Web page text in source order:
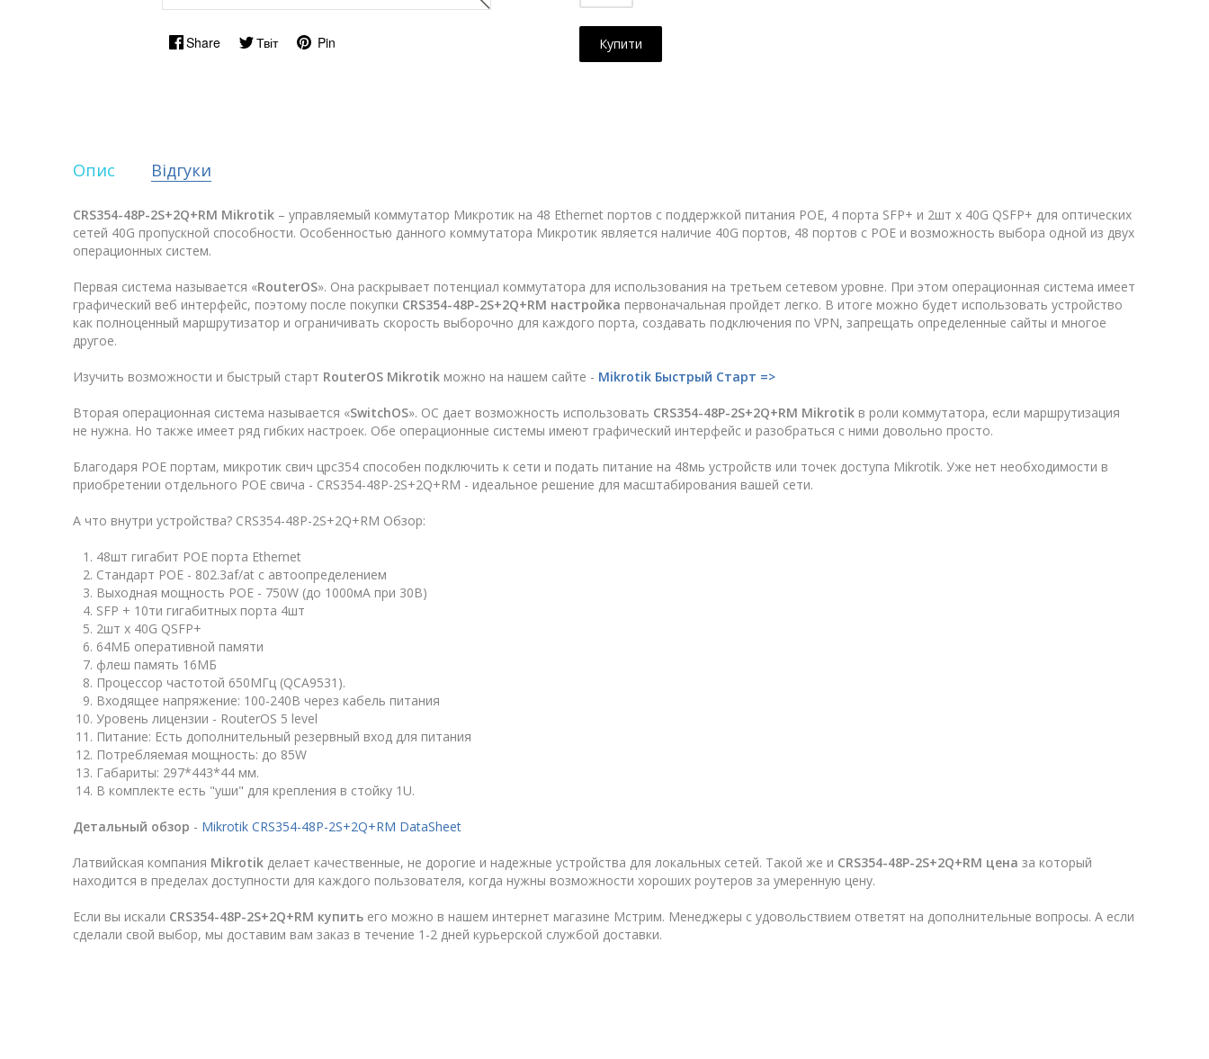
Share Твіт Pin Купити
Опис Відгуки
CRS354-48P-2S+2Q+RM Mikrotik – управляемый коммутатор Микротик на 48 Ethernet портов с поддержкой питания РОЕ, 4 порта SFP+ и 2шт x 40G QSFP+ для оптических
сетей 40G пропускной способности. Особенностью данного коммутатора Микротик является наличие 40G портов, 48 портов с РОЕ и возможность выбора одной из двух
операционных систем.
Первая система называется «RouterOS». Она раскрывает потенциал коммутатора для использования на третьем сетевом уровне. При этом операционная система имеет
графический веб интерфейс, поэтому после покупки CRS354-48P-2S+2Q+RM настройка первоначальная пройдет легко. В итоге можно будет использовать устройство
как полноценный маршрутизатор и ограничивать скорость выборочно для каждого порта, создавать подключения по VPN, запрещать определенные сайты и многое
другое.
Изучить возможности и быстрый старт RouterOS Mikrotik можно на нашем сайте - Mikrotik Быстрый Старт =>
Вторая операционная система называется «SwitchOS». ОC дает возможность использовать CRS354-48P-2S+2Q+RM Mikrotik в роли коммутатора, если маршрутизация
не нужна. Но также имеет ряд гибких настроек. Обе операционные системы имеют графический интерфейс и разобраться с ними довольно просто.
Благодаря РОЕ портам, микротик свич црс354 способен подключить к сети и подать питание на 48мь устройств или точек доступа Mikrotik. Уже нет необходимости в
приобретении отдельного РОЕ свича - CRS354-48P-2S+2Q+RM - идеальное решение для масштабирования вашей сети.
А что внутри устройства? CRS354-48P-2S+2Q+RM Обзор:
48шт гигабит POE порта Ethernet
Стандарт РОЕ - 802.3af/at с автоопределением
Выходная мощность РОЕ - 750W (до 1000мА при 30В)
SFP + 10ти гигабитных порта 4шт
2шт x 40G QSFP+
64МБ оперативной памяти
флеш память 16МБ
Процессор частотой 650МГц (QCA9531).
Входящее напряжение: 100-240В через кабель питания
Уровень лицензии - RouterOS 5 level
Питание: Есть дополнительный резервный вход для питания
Потребляемая мощность: до 85W
Габариты: 297*443*44 мм.
В комплекте есть "уши" для крепления в стойку 1U.
Детальный обзор - Mikrotik CRS354-48P-2S+2Q+RM DataSheet
Латвийская компания Mikrotik делает качественные, не дорогие и надежные устройства для локальных сетей. Такой же и CRS354-48P-2S+2Q+RM цена за который
находится в пределах доступности для каждого пользователя, когда нужны возможности хороших роутеров за умеренную цену.
Если вы искали CRS354-48P-2S+2Q+RM купить его можно в нашем интернет магазине Мстрим. Менеджеры с удовольствием ответят на дополнительные вопросы. А если
сделали свой выбор, мы доставим вам заказ в течение 1-2 дней курьерской службой доставки.